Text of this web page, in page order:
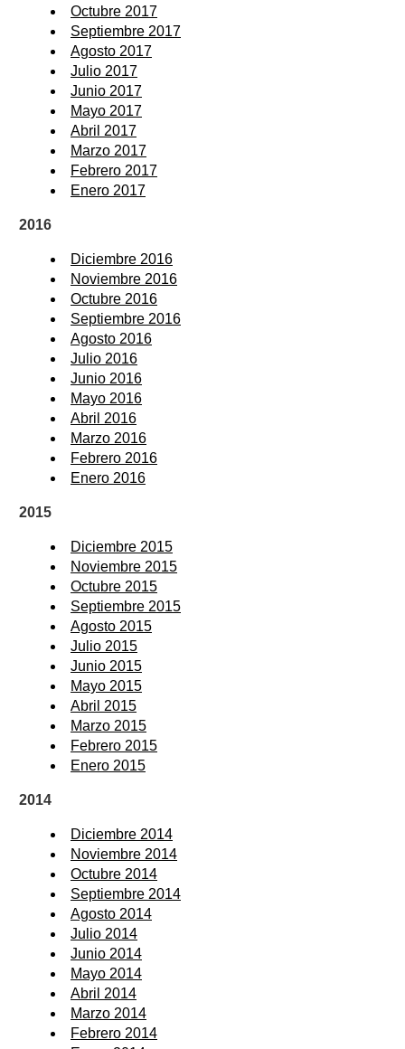
Octubre 2017
Septiembre 2017
Agosto 2017
Julio 2017
Junio 2017
Mayo 2017
Abril 2017
Marzo 2017
Febrero 2017
Enero 2017
2016
Diciembre 2016
Noviembre 2016
Octubre 2016
Septiembre 2016
Agosto 2016
Julio 2016
Junio 2016
Mayo 2016
Abril 2016
Marzo 2016
Febrero 2016
Enero 2016
2015
Diciembre 2015
Noviembre 2015
Octubre 2015
Septiembre 2015
Agosto 2015
Julio 2015
Junio 2015
Mayo 2015
Abril 2015
Marzo 2015
Febrero 2015
Enero 2015
2014
Diciembre 2014
Noviembre 2014
Octubre 2014
Septiembre 2014
Agosto 2014
Julio 2014
Junio 2014
Mayo 2014
Abril 2014
Marzo 2014
Febrero 2014